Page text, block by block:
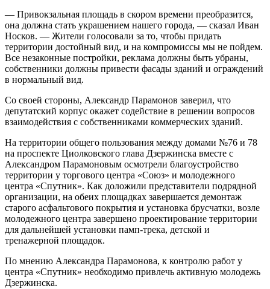
— Привокзальная площадь в скором времени преобразится,
она должна стать украшением нашего города, — сказал Иван
Носков. — Жители голосовали за то, чтобы придать
территории достойный вид, и на компромиссы мы не пойдем.
Все незаконные постройки, реклама должны быть убраны,
собственники должны привести фасады зданий и ограждений
в нормальный вид.
Со своей стороны, Александр Парамонов заверил, что
депутатский корпус окажет содействие в решении вопросов
взаимодействия с собственниками коммерческих зданий.
На территории общего пользования между домами №76 и 78
на проспекте Циолковского глава Дзержинска вместе с
Александром Парамоновым осмотрели благоустройство
территории у торгового центра «Союз» и молодежного
центра «Спутник». Как доложили представители подрядной
организации, на обеих площадках завершается демонтаж
старого асфальтового покрытия и установка брусчатки, возле
молодежного центра завершено проектирование территории
для дальнейшей установки памп-трека, детской и
тренажерной площадок.
По мнению Александра Парамонова, к контролю работ у
центра «Спутник» необходимо привлечь активную молодежь
Дзержинска.